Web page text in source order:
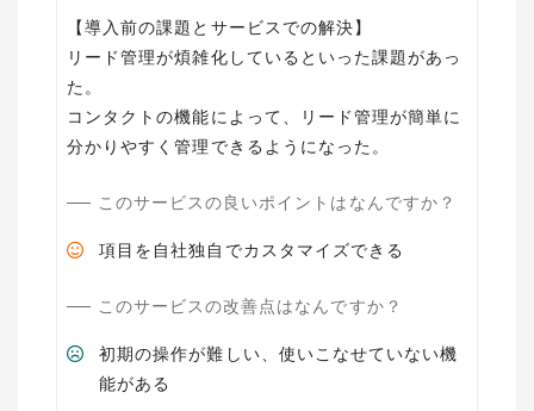
【導入前の課題とサービスでの解決】
リード管理が煩雑化しているといった課題があっ
た。
コンタクトの機能によって、リード管理が簡単に
このサービスの良いポイントはなんですか？
項目を自社独自でカスタマイズできる
このサービスの改善点はなんですか？
初期の操作が難しい、使いこなせていない機
能がある